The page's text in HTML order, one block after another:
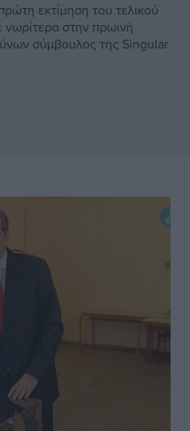
εκτίμηση του τελικού
στην πρωινή
σύμβουλος της Singular